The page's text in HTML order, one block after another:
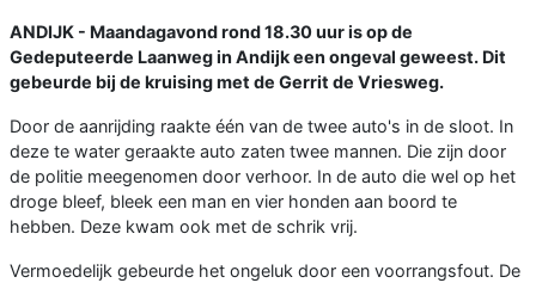
ANDIJK - Maandagavond rond 18.30 uur is op de
Gedeputeerde Laanweg in Andijk een ongeval geweest. Dit
gebeurde bij de kruising met de Gerrit de Vriesweg.
Door de aanrijding raakte één van de twee auto's in de sloot. In
deze te water geraakte auto zaten twee mannen. Die zijn door
de politie meegenomen door verhoor. In de auto die wel op het
droge bleef, bleek een man en vier honden aan boord te
hebben. Deze kwam ook met de schrik vrij.
Vermoedelijk gebeurde het ongeluk door een voorrangsfout. De